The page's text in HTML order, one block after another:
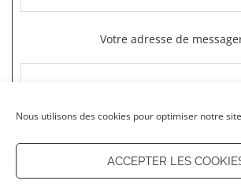
Nous utilisons des cookies pour optimiser notre
ACCEPTER LES
Votre adresse de